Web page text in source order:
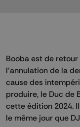
Booba est de
l'annulation de la
cause des
produire, le Duc de
cette édition 2024.
le même jour que DJ